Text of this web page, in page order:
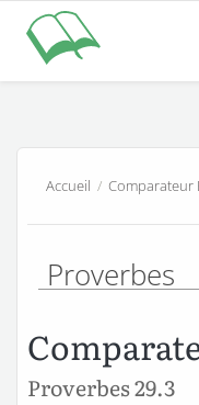
Accueil / Comparateur
Proverbes
Proverbes 29.3